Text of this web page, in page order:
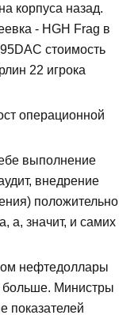
корпуса назад.
- HGH Frag в
стоимость
22 игрока
операционной
выполнение
внедрение
положительно
а, значит, и самих
нефтедоллары
больше. Министры
показателей